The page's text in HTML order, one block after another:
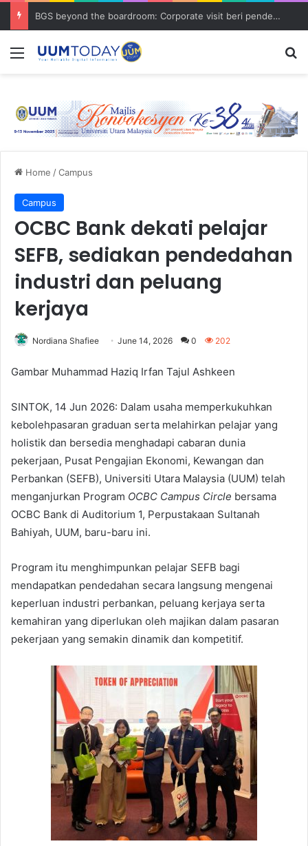
BGS beyond the boardroom: Corporate visit beri pendedahan dunia korporat kepada PELAJAR UUM
Menu
Home /Campus
Campus
OCBC Bank dekati pelajar
SEFB, sediakan pendedahan
industri dan peluang
kerjaya
Nordiana Shafiee June 14, 2026 0 202
Gambar Muhammad Haziq Irfan Tajul Ashkeen
SINTOK, 14 Jun 2026: Dalam usaha memperkukuhkan
kebolehpasaran graduan serta melahirkan pelajar yang
holistik dan bersedia menghadapi cabaran dunia
pekerjaan, Pusat Pengajian Ekonomi, Kewangan dan
Perbankan (SEFB), Universiti Utara Malaysia (UUM) telah
menganjurkan Program OCBC Campus Circle bersama
OCBC Bank di Auditorium 1, Perpustakaan Sultanah
Bahiyah, UUM, baru-baru ini.
Program itu menghimpunkan pelajar SEFB bagi
mendapatkan pendedahan secara langsung mengenai
keperluan industri perbankan, peluang kerjaya serta
kemahiran yang diperlukan oleh majikan dalam pasaran
pekerjaan yang semakin dinamik dan kompetitif.